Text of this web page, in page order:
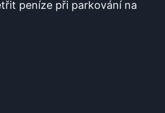
peníze při parkování na